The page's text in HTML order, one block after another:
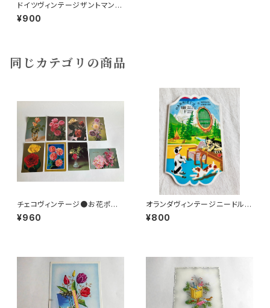
ドイツヴィンテージザントマンポ
ストカードa
¥900
同じカテゴリの商品
チェコヴィンテージ●お花ポスト
カード8枚組
¥960
オランダヴィンテージニードルセ
ットa
¥800